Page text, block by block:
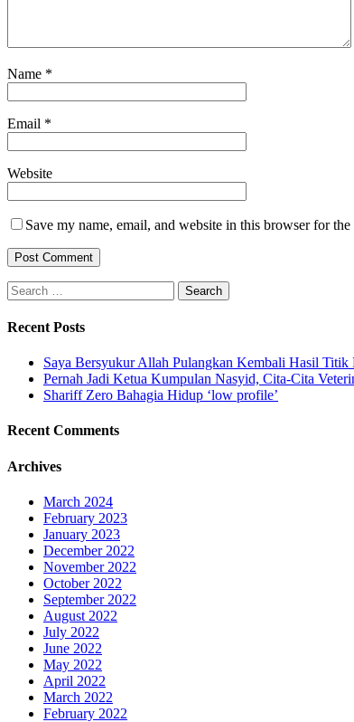
Name *
Email *
Website
Save my name, email, and website in this browser for
Search
for:
Recent Posts
Saya Bersyukur Allah Pulangkan Kembali Hasil Titik
Pernah Jadi Ketua Kumpulan Nasyid, Cita-Cita
Shariff Zero Bahagia Hidup ‘low profile’
Recent Comments
Archives
March 2024
February 2023
January 2023
December 2022
November 2022
October 2022
September 2022
August 2022
July 2022
June 2022
May 2022
April 2022
March 2022
February 2022